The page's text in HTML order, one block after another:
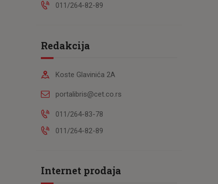
011/264-82-89
Redakcija
Koste Glavinića 2A
portalibris@cet.co.rs
011/264-83-78
011/264-82-89
Internet prodaja